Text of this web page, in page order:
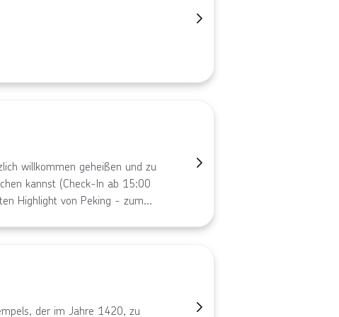
willkommen geheißen und zu
kannst (Check-In ab 15:00
Highlight von Peking - zum
großen Gelände spiegelt sich in
See errichtete 1750 Kaiser
einen Ort des Friedens und
der im Jahre 1420, zu